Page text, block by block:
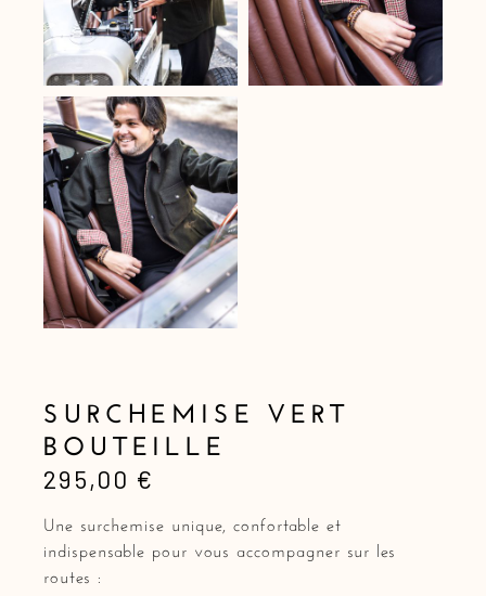
SURCHEMISE VERT
BOUTEILLE
295,00 €
Une surchemise unique, confortable et
indispensable pour vous accompagner sur les
routes :